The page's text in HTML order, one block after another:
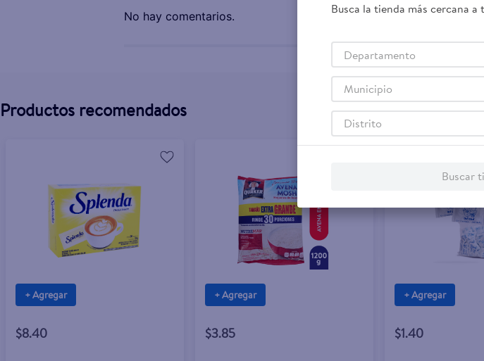
No hay comentarios.
Productos recomendados
+ Agregar
$8.40
+ Agregar
$3.85
+ Agregar
$1.40
Busca la tienda más cercana a
Departamento
Municipio
Distrito
Buscar